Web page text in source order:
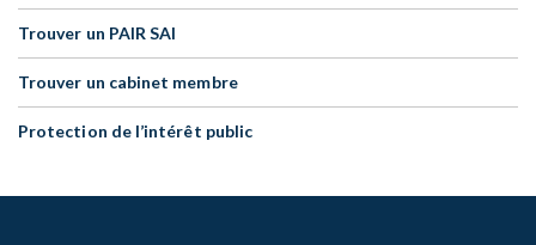
Trouver un PAIR SAI
Trouver un cabinet membre
Protection de l’intérêt public